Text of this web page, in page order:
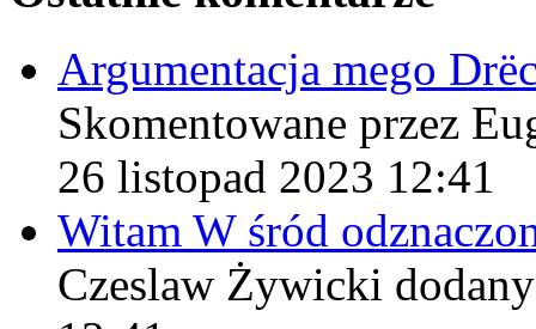
Argumentacja mego
Skomentowane przez
26 listopad 2023 12:41
Witam W śród
Czeslaw Żywicki